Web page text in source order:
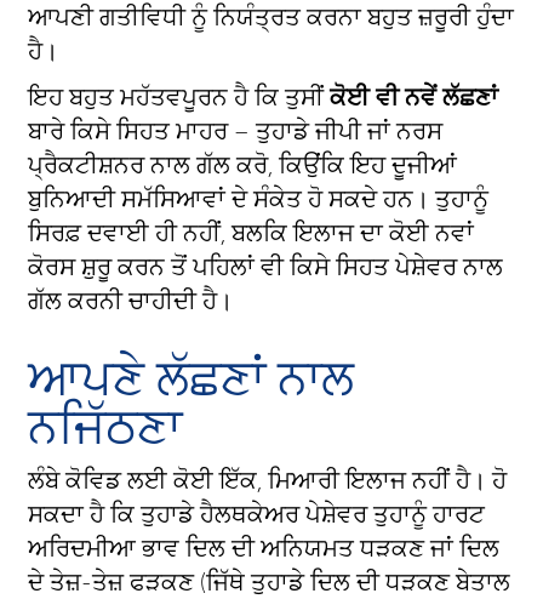
ਆਪਣੀ ਗਤੀਵਿਧੀ ਨੂੰ ਨਿਯੰਤ੍ਰਤ ਕਰਨਾ ਬਹੁਤ ਜ਼ਰੂਰੀ ਹੁੰਦਾ
ਹੈ।
ਇਹ ਬਹੁਤ ਮਹੱਤਵਪੂਰਨ ਹੈ ਕਿ ਤੁਸੀਂਕੋਈ ਵੀ ਨਵੇਂ ਲੱਛਣਾਂ
ਬਾਰੇ ਕਿਸੇ ਸਿਹਤ ਮਾਹਰ – ਤੁਹਾਡੇ ਜੀਪੀ ਜਾਂ ਨਰਸ
ਪ੍ਰੈਕਟੀਸ਼ਨਰ ਨਾਲ ਗੱਲ ਕਰੋ, ਕਿਉਂਕਿ ਇਹ ਦੂਜੀਆਂ
ਬੁਨਿਆਦੀ ਸਮੱਸਿਆਵਾਂ ਦੇ ਸੰਕੇਤ ਹੋ ਸਕਦੇ ਹਨ। ਤੁਹਾਨੂੰ
ਸਿਰਫ਼ ਦਵਾਈ ਹੀ ਨਹੀਂ, ਬਲਕਿ ਇਲਾਜ ਦਾ ਕੋਈ ਨਵਾਂ
ਕੋਰਸ ਸ਼ੁਰੂ ਕਰਨ ਤੋਂ ਪਹਿਲਾਂ ਵੀ ਕਿਸੇ ਸਿਹਤ ਪੇਸ਼ੇਵਰ ਨਾਲ
ਗੱਲ ਕਰਨੀ ਚਾਹੀਦੀ ਹੈ।
ਆਪਣੇ ਲੱਛਣਾਂ ਨਾਲ
ਨਜਿੱਠਣਾ
ਲੰਬੇ ਕੋਵਿਡ ਲਈ ਕੋਈ ਇੱਕ, ਮਿਆਰੀ ਇਲਾਜ ਨਹੀਂ ਹੈ। ਹੋ
ਸਕਦਾ ਹੈ ਕਿ ਤੁਹਾਡੇ ਹੈਲਥਕੇਅਰ ਪੇਸ਼ੇਵਰ ਤੁਹਾਨੂੰ ਹਾਰਟ
ਅਰਿਦਮੀਆ ਭਾਵ ਦਿਲ ਦੀ ਅਨਿਯਮਤ ਧੜਕਣ ਜਾਂ ਦਿਲ
ਦੇ ਤੇਜ਼-ਤੇਜ਼ ਫੜਕਣ (ਜਿੱਥੇ ਤੁਹਾਡੇ ਦਿਲ ਦੀ ਧੜਕਣ ਬੇਤਾਲ